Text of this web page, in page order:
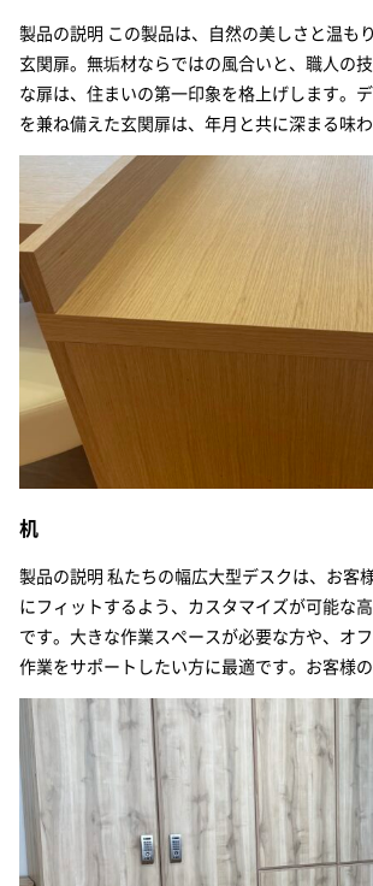
製品の説明 この製品は、自然の美しさと温も
玄関扉。無垢材ならではの風合いと、職人の
な扉は、住まいの第一印象を格上げします。
を兼ね備えた玄関扉は、年月と共に深まる味
机
製品の説明 私たちの幅広大型デスクは、お客
にフィットするよう、カスタマイズが可能な
です。大きな作業スペースが必要な方や、オ
作業をサポートしたい方に最適です。お客様